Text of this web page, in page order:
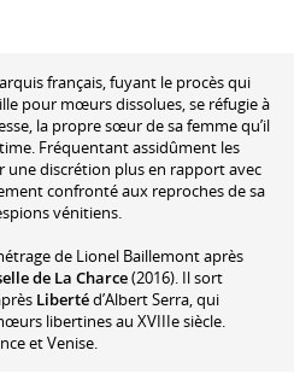
français, fuyant le procès qui
pour mœurs dissolues, se réfugie à
la propre sœur de sa femme qu’il
Fréquentant assidûment les
une discrétion plus en rapport avec
confronté aux reproches de sa
vénitiens.
de Lionel Baillemont après
de La Charce(2016). Il sort
Libertéd’Albert Serra, qui
libertines au XVIIIe siècle.
et Venise.